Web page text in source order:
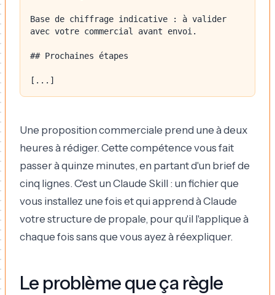
Base de chiffrage indicative : à valider
avec votre commercial avant envoi.
## Prochaines étapes
Une proposition commerciale prend une à deux
heures à rédiger. Cette compétence vous fait
passer à quinze minutes, en partant d'un brief de
cinq lignes. C'est un Claude Skill : un fichier que
vous installez une fois et qui apprend à Claude
votre structure de propale, pour qu'il l'applique à
chaque fois sans que vous ayez à réexpliquer.
Le problème que ça règle